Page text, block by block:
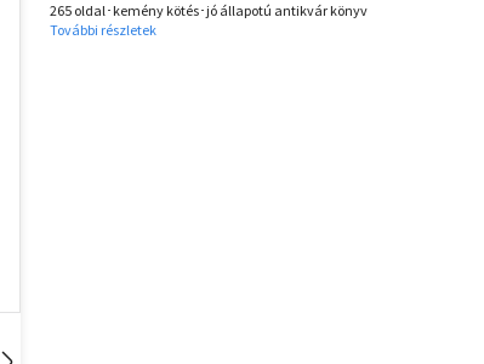
265 oldal･kemény kötés･jó állapotú antikvár könyv
További részletek